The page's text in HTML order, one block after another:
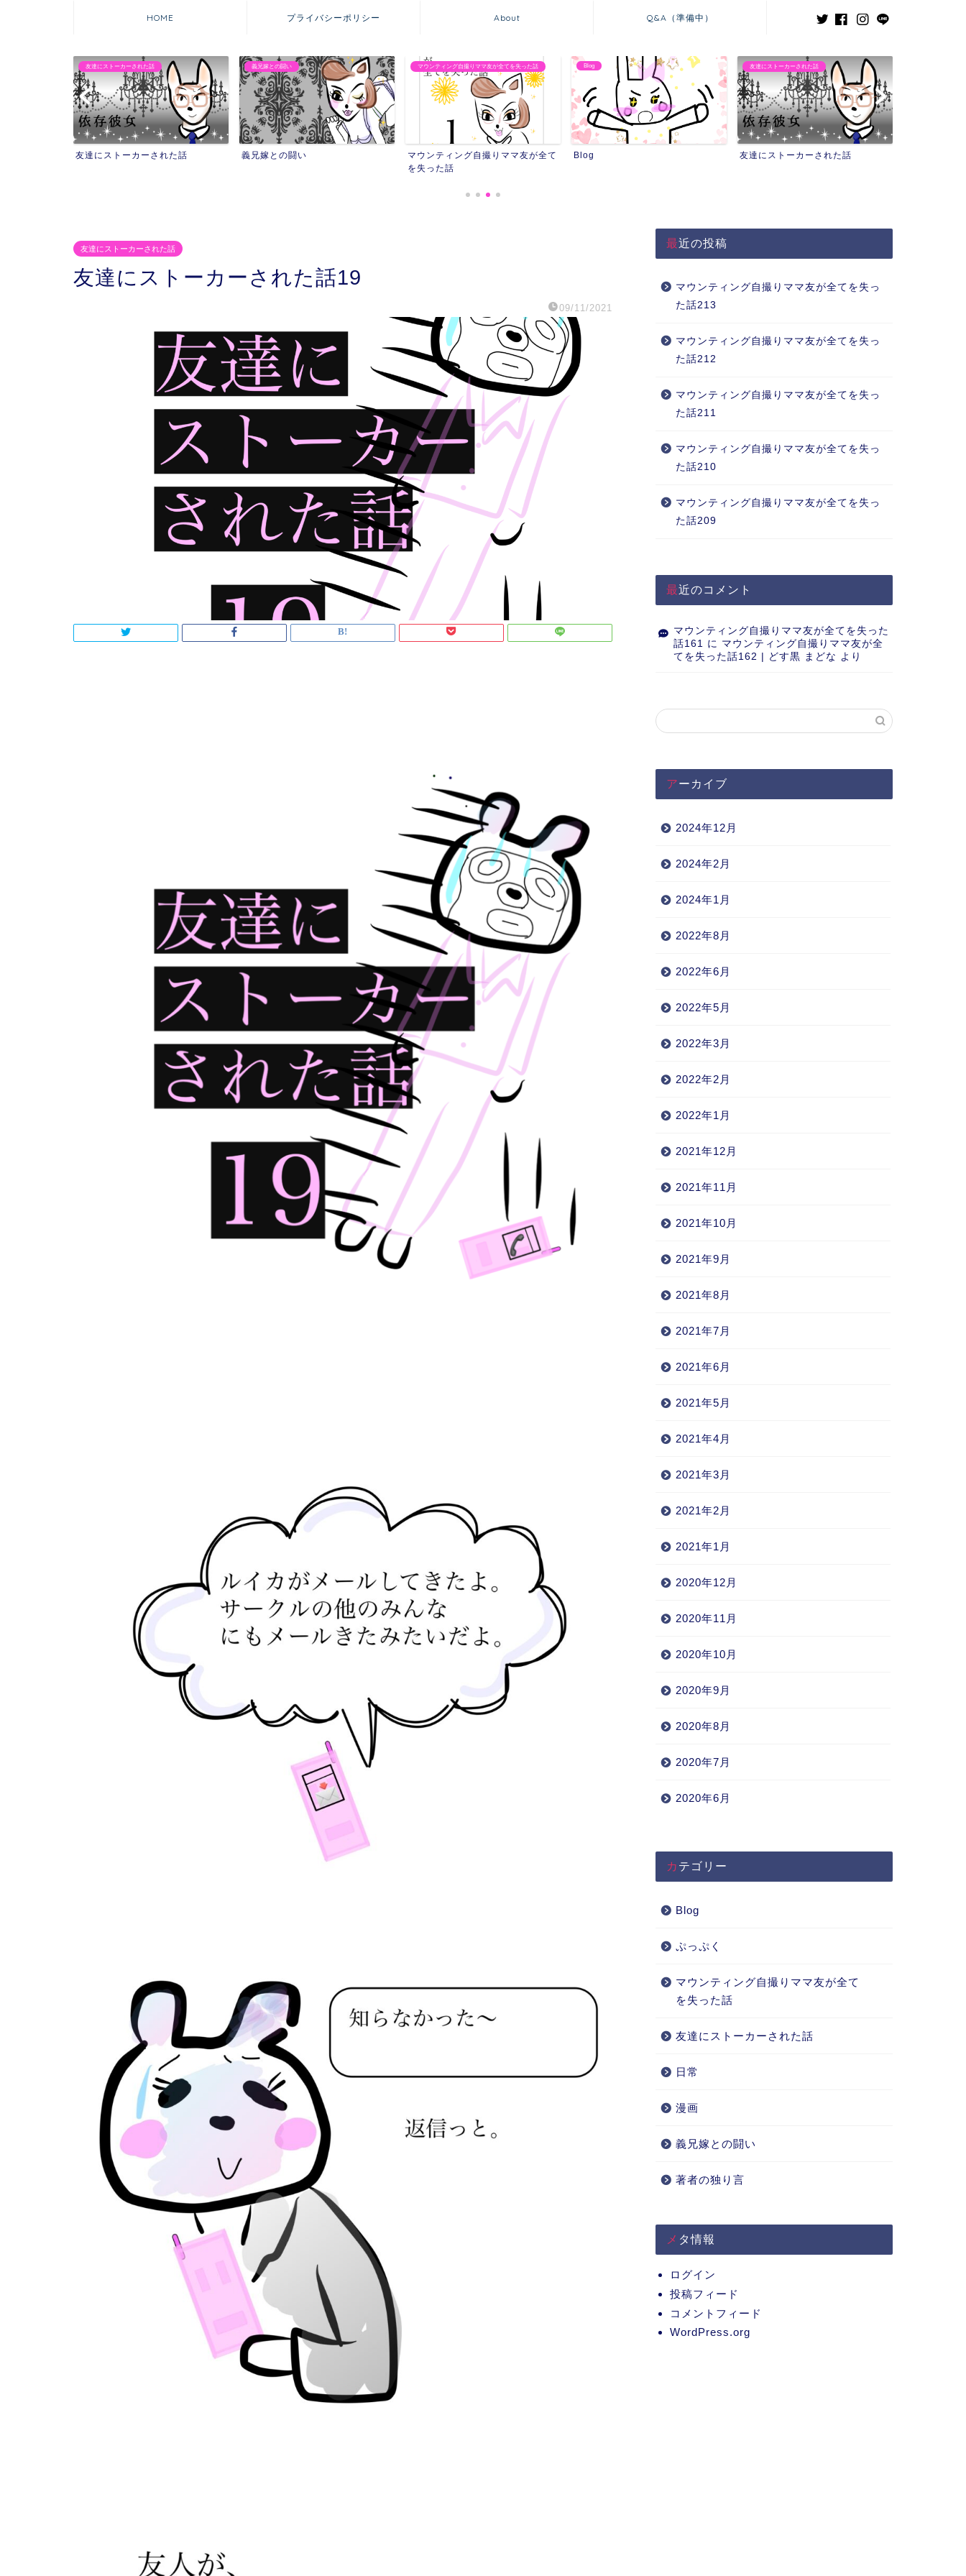
HOME プライバシーポリシー About Q&A（準備中）
義兄嫁との闘い
義兄嫁との闘い
マウンティング自撮りママ友が全てを失った話
マウンティング自撮りママ友が全て
Blog
Blog
友達にストーカーされた話
友達にストーカーされた話
義兄嫁との闘い
義兄嫁との闘い
友達にストーカーされた話
友達にストーカーされた話19
09/11/2021
最近の投稿
マウンティング自撮りママ友が全てを失っ
た話213
マウンティング自撮りママ友が全てを失っ
た話212
マウンティング自撮りママ友が全てを失っ
た話211
マウンティング自撮りママ友が全てを失っ
た話210
マウンティング自撮りママ友が全てを失っ
た話209
最近のコメント
マウンティング自撮りママ友が全てを失った
話161 に マウンティング自撮りママ友が全
てを失った話162 | どす黒 まどな より
アーカイブ
2024年12月
2024年2月
2024年1月
2022年8月
2022年6月
2022年5月
2022年3月
2022年2月
2022年1月
2021年12月
2021年11月
2021年10月
2021年9月
2021年8月
2021年7月
2021年6月
2021年5月
2021年4月
2021年3月
2021年2月
2021年1月
2020年12月
2020年11月
2020年10月
2020年9月
2020年8月
2020年7月
2020年6月
カテゴリー
Blog
ぷっぷく
マウンティング自撮りママ友が全て
を失った話
友達にストーカーされた話
日常
漫画
義兄嫁との闘い
著者の独り言
メタ情報
ログイン
投稿フィード
コメントフィード
WordPress.org